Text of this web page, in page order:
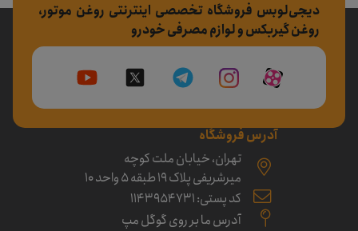
دیجی‌لوبس فروشگاه تخصصی اینترنتی روغن موتور،
روغن گیربکس و لوازم مصرفی خودرو
آدرس فروشگاه
تهران، خیابان ملت کوچه
میرشریفی پلاک 19 طبقه 5 واحد 10
کد پستی: 1143954731
آدرس ما بر روی گوگل مپ